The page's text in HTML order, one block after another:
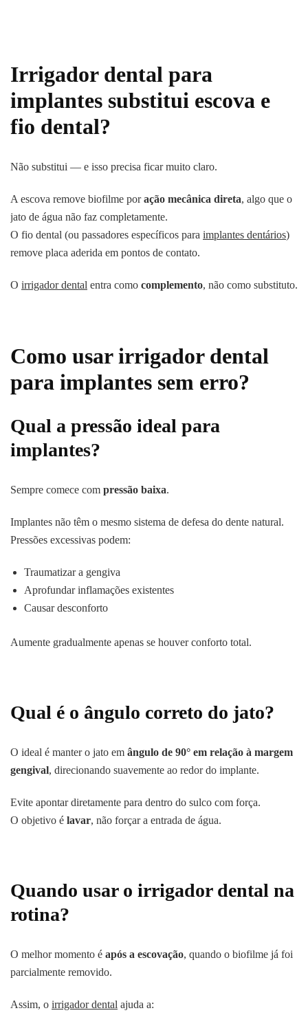
Irrigador dental para
implantes substitui escova e
fio dental?
Não substitui — e isso precisa ficar muito claro.
A escova remove biofilme poração mecânica direta, algo que o
jato de água não faz completamente.
O fio dental (ou passadores específicos para implantes dentários)
remove placa aderida em pontos de contato.
O irrigador dental entra como complemento, não como substituto.
Como usar irrigador dental
para implantes sem erro?
Qual a pressão ideal para
implantes?
Sempre comece com pressão baixa.
Implantes não têm o mesmo sistema de defesa do dente natural.
Pressões excessivas podem:
Traumatizar a gengiva
Aprofundar inflamações existentes
Causar desconforto
Aumente gradualmente apenas se houver conforto total.
Qual é o ângulo correto do jato?
O ideal é manter o jato em ângulo de 90° em relação à margem
gengival, direcionando suavemente ao redor do implante.
Evite apontar diretamente para dentro do sulco com força.
O objetivo é lavar, não forçar a entrada de água.
Quando usar o irrigador dental na
rotina?
O melhor momento é após a escovação, quando o biofilme já foi
parcialmente removido.
Assim, o irrigador dental ajuda a: